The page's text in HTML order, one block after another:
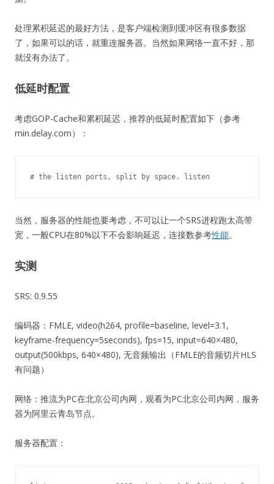
处理累积延迟的最好方法，是客户端检测到缓冲区有很多数据
了，如果可以的话，就重连服务器。当然如果网络一直不好，那
就没有办法了。
低延时配置
考虑GOP-Cache和累积延迟，推荐的低延时配置如下（参考
min.delay.com）：
# the listen ports, split by space. listen
当然，服务器的性能也要考虑，不可以让一个SRS进程跑太高带
宽，一般CPU在80%以下不会影响延迟，连接数参考性能。
实测
SRS: 0.9.55
编码器：FMLE, video(h264, profile=baseline, level=3.1,
keyframe-frequency=5seconds), fps=15, input=640×480,
output(500kbps, 640×480), 无音频输出（FMLE的音频切片HLS
有问题）
网络：推流为PC在北京公司内网，观看为PC北京公司内网，服务
器为阿里云青岛节点。
服务器配置：